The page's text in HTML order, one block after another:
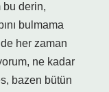
bu derin,
bulmama
her zaman
ne kadar
bazen bütün